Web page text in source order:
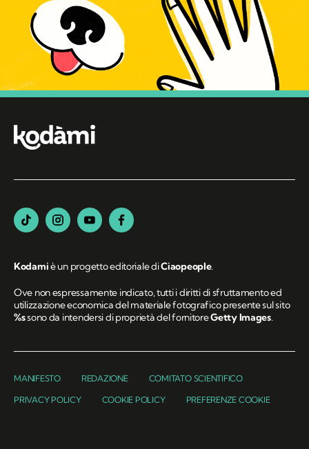
Kodamiè un progetto editoriale di
%ssono da intendersi di proprietà del fornitore
MANIFESTO REDAZIONE COMITATO SCIENTIFICO